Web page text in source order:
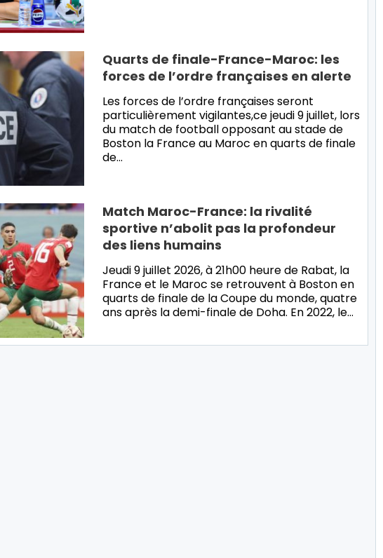
Quarts de finale-France-Maroc: les
forces de l’ordre françaises en alerte
Les forces de l’ordre françaises seront
particulièrement vigilantes,ce jeudi 9 juillet, lors
du match de football opposant au stade de
Boston la France au Maroc en quarts de finale
de…
Match Maroc-France: la rivalité
sportive n’abolit pas la profondeur
des liens humains
Jeudi 9 juillet 2026, à 21h00 heure de Rabat, la
France et le Maroc se retrouvent à Boston en
quarts de finale de la Coupe du monde, quatre
ans après la demi-finale de Doha. En 2022, le…